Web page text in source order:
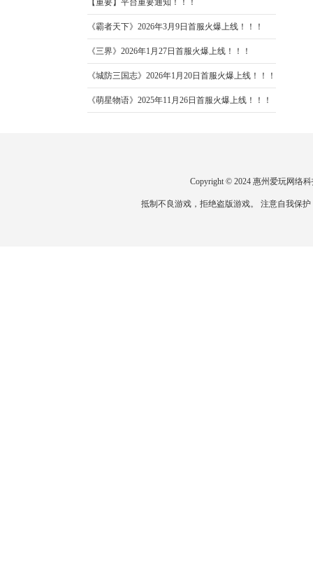
【重要】平台重要通知！！！
《霸者天下》2026年3月9日首服火爆上线！！！
《三界》2026年1月27日首服火爆上线！！！
《城防三国志》2026年1月20日首服火爆上线！！！
《萌星物语》2025年11月26日首服火爆上线！！！
Copyright © 2024 惠州爱玩网络
抵制不良游戏，拒绝盗版游戏。 注意自我保